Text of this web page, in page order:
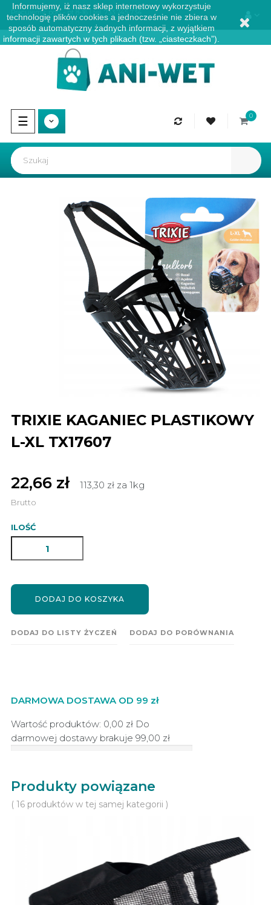
Pracujemy: pon - pt 8-16 | tel. 733 745 734
Przełącz
nawigację
☰ 0
TRIXIE KAGANIEC PLASTIKOWY
L-XL TX17607
22,66 zł 113,30 zł za 1kg
Brutto
ILOŚĆ
DODAJ DO KOSZYKA
DODAJ DO LISTY ŻYCZEŃ DODAJ DO PORÓWNANIA
DARMOWA DOSTAWA OD 99 zł
Wartość produktów: 0,00 zł Do
darmowej dostawy brakuje 99,00 zł
Produkty powiązane
( 16 produktów w tej samej kategorii )
Informujemy, iż nasz sklep internetowy wykorzystuje
technologię plików cookies a jednocześnie nie zbiera w
sposób automatyczny żadnych informacji, z wyjątkiem
informacji zawartych w tych plikach (tzw. „ciasteczkach”).